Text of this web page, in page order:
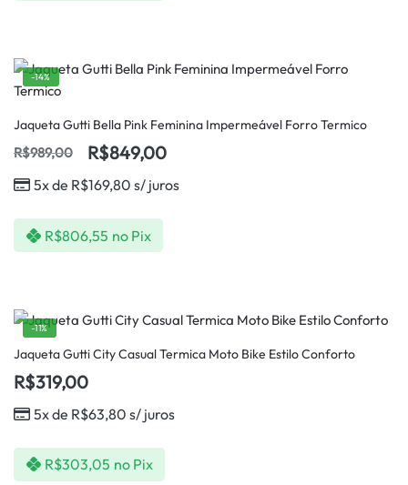
-14%
Jaqueta Gutti Bella Pink Feminina Impermeável Forro Termico
R$989,00 R$849,00
5x de R$169,80 s/ juros
R$806,55 no Pix
-11%
Jaqueta Gutti City Casual Termica Moto Bike Estilo Conforto
R$319,00
5x de R$63,80 s/ juros
R$303,05 no Pix